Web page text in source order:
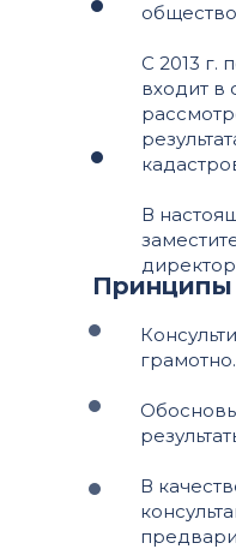
С 2013 г.
входит в
В
Принципы
грамотно.
В